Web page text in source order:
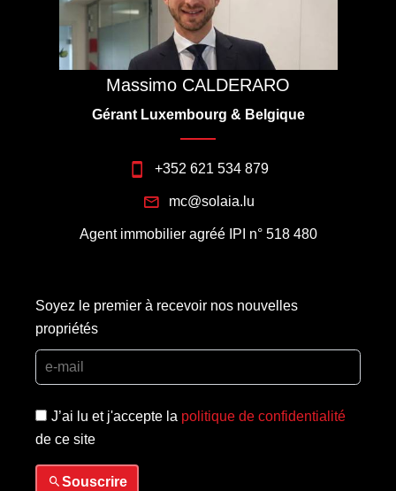
Massimo CALDERARO
Gérant Luxembourg & Belgique
+352 621 534 879
mc@solaia.lu
Agent immobilier agréé IPI n° 518 480
Soyez le premier à recevoir nos nouvelles
propriétés
J’ai lu et j'accepte la politique de confidentialité
de ce site
Souscrire